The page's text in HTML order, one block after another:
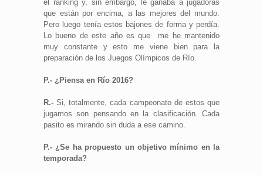
el ranking y, sin embargo, le ganaba a jugadoras
que están por encima, a las mejores del mundo.
Pero luego tenía estos bajones de forma y perdía.
Lo bueno de este año es que me he mantenido
muy constante y esto me viene bien para la
preparación de los Juegos Olímpicos de Río.
P.- ¿Piensa en Río 2016?
R.-Si, totalmente, cada campeonato de estos que
jugamos son pensando en la clasificación. Cada
pasito es mirando sin duda a ese camino.
P.- ¿Se ha propuesto un objetivo mínimo en la
temporada?